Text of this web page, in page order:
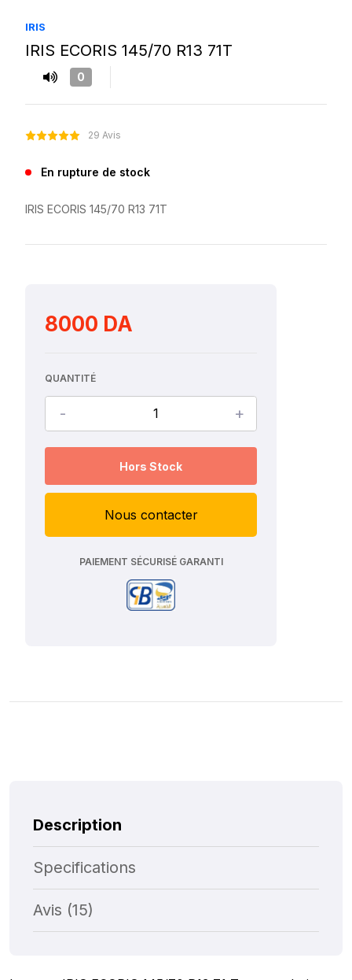
IRIS
IRIS ECORIS 145/70 R13 71T
0
29 Avis
En rupture de stock
IRIS ECORIS 145/70 R13 71T
8000 DA
QUANTITÉ
- +
Hors Stock
Nous contacter
PAIEMENT SÉCURISÉ GARANTI
Description
Specifications
Avis (15)